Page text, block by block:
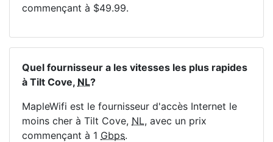
commençant à $49.99.
Quel fournisseur a les vitesses les plus rapides
à Tilt Cove, NL?
MapleWifi est le fournisseur d'accès Internet le
moins cher à Tilt Cove, NL, avec un prix
commençant à 1 Gbps.